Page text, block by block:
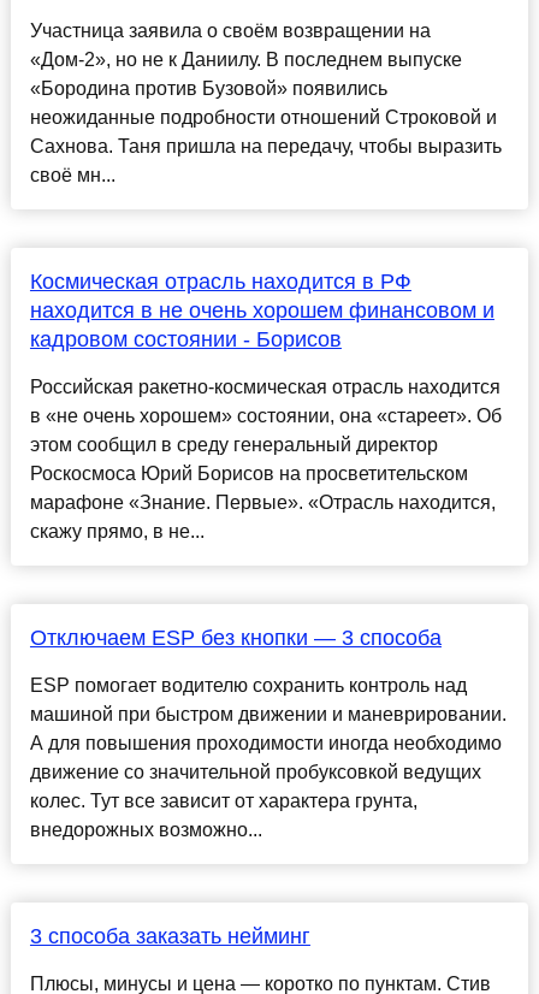
Участница заявила о своём возвращении на
«Дом-2», но не к Даниилу. В последнем выпуске
«Бородина против Бузовой» появились
неожиданные подробности отношений Строковой и
Сахнова. Таня пришла на передачу, чтобы выразить
своё мн...
Космическая отрасль находится в РФ
находится в не очень хорошем финансовом и
кадровом состоянии - Борисов
Российская ракетно-космическая отрасль находится
в «не очень хорошем» состоянии, она «стареет». Об
этом сообщил в среду генеральный директор
Роскосмоса Юрий Борисов на просветительском
марафоне «Знание. Первые». «Отрасль находится,
скажу прямо, в не...
Отключаем ESP без кнопки — 3 способа
ESP помогает водителю сохранить контроль над
машиной при быстром движении и маневрировании.
А для повышения проходимости иногда необходимо
движение со значительной пробуксовкой ведущих
колес. Тут все зависит от характера грунта,
внедорожных возможно...
3 способа заказать нейминг
Плюсы, минусы и цена — коротко по пунктам. Стив